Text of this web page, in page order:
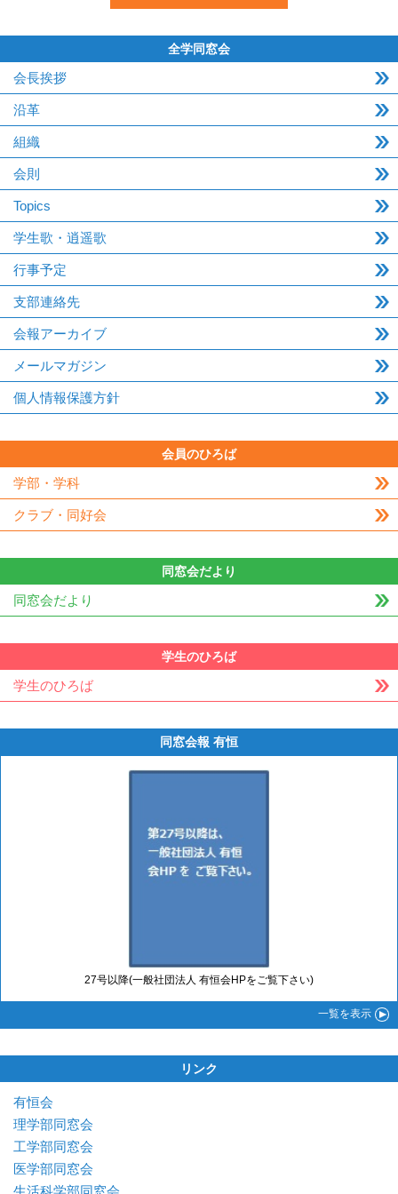
全学同窓会
会長挨拶
沿革
組織
会則
Topics
学生歌・逍遥歌
行事予定
支部連絡先
会報アーカイブ
メールマガジン
個人情報保護方針
会員のひろば
学部・学科
クラブ・同好会
同窓会だより
同窓会だより
学生のひろば
学生のひろば
同窓会報 有恒
27号以降(一般社団法人 有恒会HPをご覧下さい)
一覧を表示
リンク
有恒会
理学部同窓会
工学部同窓会
医学部同窓会